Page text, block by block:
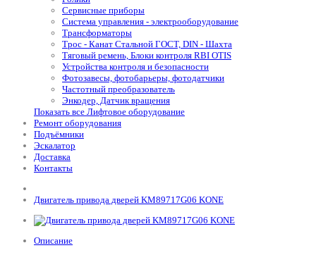
Сервисные приборы
Система управления - электрооборудование
Трансформаторы
Трос - Канат Стальной ГОСТ, DIN - Шахта
Тяговый ремень, Блоки контроля RBI OTIS
Устройства контроля и безопасности
Фотозавесы, фотобарьеры, фотодатчики
Частотный преобразователь
Энкодер, Датчик вращения
Показать все Лифтовое оборудование
Ремонт оборудования
Подъёмники
Эскалатор
Доставка
Контакты
Двигатель привода дверей KM89717G06 KONE
Описание